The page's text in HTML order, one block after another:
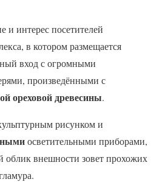
и интерес посетителей
в котором размещается
вход с огромными
произведёнными с
ореховой древесины.
рисунком и
осветительными приборами,
облик внешности зовет прохожих